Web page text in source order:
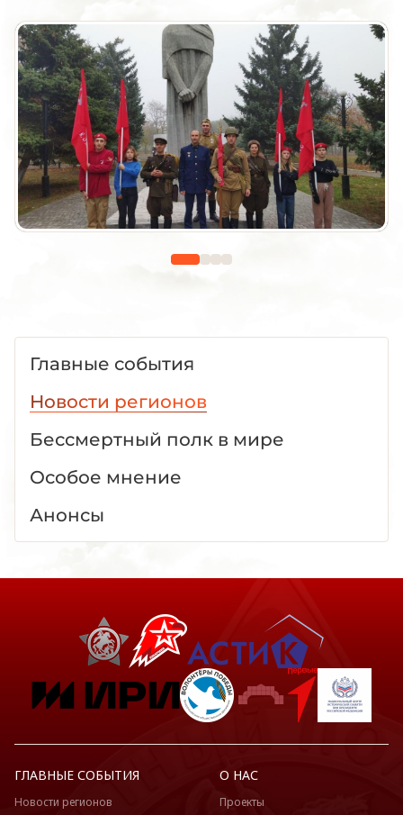
Главные события
Новости регионов
Бессмертный полк в мире
Особое мнение
Анонсы
ГЛАВНЫЕ СОБЫТИЯ
Новости регионов
О НАС
Проекты